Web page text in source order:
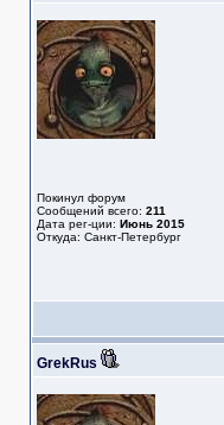
Покинул форум
Сообщений всего: 211
Дата рег-ции: Июнь 2015
Откуда: Санкт-Петербург
GrekRus